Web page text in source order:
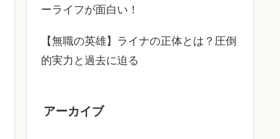
ーライフが面白い！
【無職の英雄】ライナの正体とは？圧倒
的実力と過去に迫る
アーカイブ